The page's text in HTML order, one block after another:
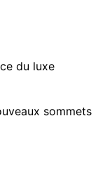
du luxe
sommets